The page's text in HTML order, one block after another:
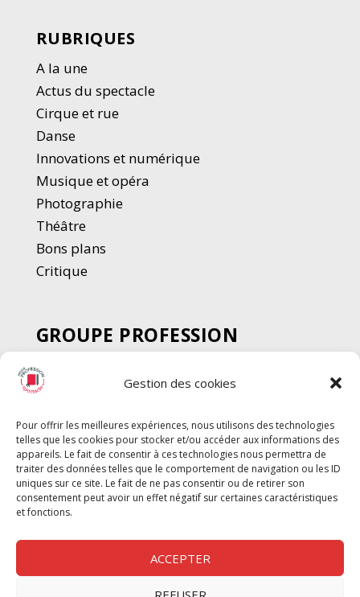
Gestion des cookies
Pour offrir les meilleures expériences, nous utilisons des technologies
telles que les cookies pour stocker et/ou accéder aux informations des
appareils. Le fait de consentir à ces technologies nous permettra de
traiter des données telles que le comportement de navigation ou les ID
uniques sur ce site. Le fait de ne pas consentir ou de retirer son
consentement peut avoir un effet négatif sur certaines caractéristiques
et fonctions.
ACCEPTER
RUBRIQUES
A la une
Actus du spectacle
Cirque et rue
Danse
Innovations et numérique
Musique et opéra
Photographie
Théâtre
Bons plans
Critique
GROUPE PROFESSION
SPECTACLE
Chèque Intermittents
Chèque Compta
Chèque Emploi Spectacle
G-Pods
Profession Audio-visuel